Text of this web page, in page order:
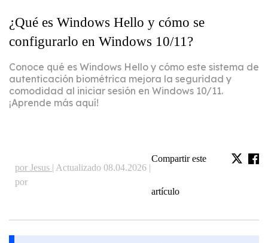
¿Qué es Windows Hello y cómo se
configurarlo en Windows 10/11?
Conoce qué es Windows Hello y cómo este sistema de
autenticación biométrica mejora la seguridad y
comodidad al iniciar sesión en Windows 10/11.
¡Aprende más aquí!
por Jesus | Actualizado 08.04.2026 |
por
Compartir este
artículo